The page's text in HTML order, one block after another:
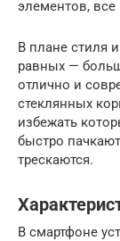
элементов, все
В плане стиля
равных —
отлично и
стеклянных
избежать
быстро
трескаются.
В смартфоне